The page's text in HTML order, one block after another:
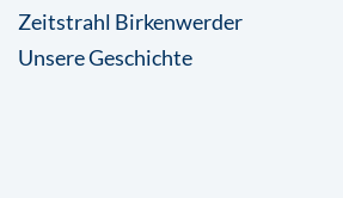
Zeitstrahl Birkenwerder
Unsere Geschichte